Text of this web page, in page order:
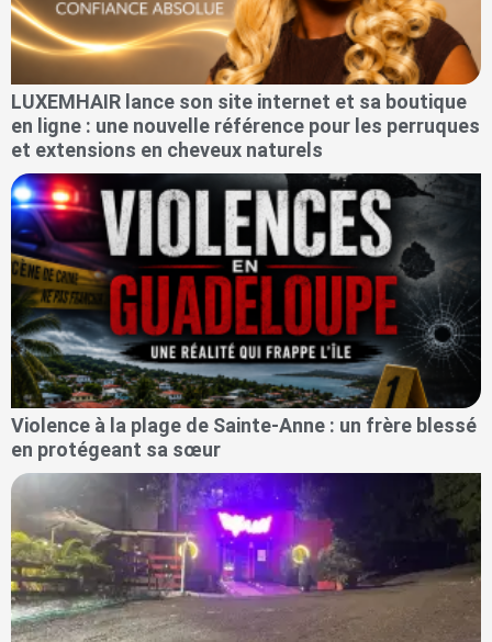
LUXEMHAIR lance son site internet et sa boutique
en ligne : une nouvelle référence pour les perruques
et extensions en cheveux naturels
Violence à la plage de Sainte-Anne : un frère blessé
en protégeant sa sœur